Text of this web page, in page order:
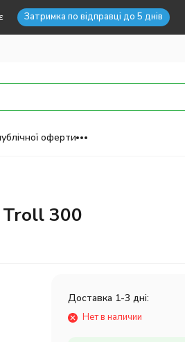
Затримка по відправці до 5 днів
оферти
Troll 300
Доставка 1-3 дні:
Нет в наличии